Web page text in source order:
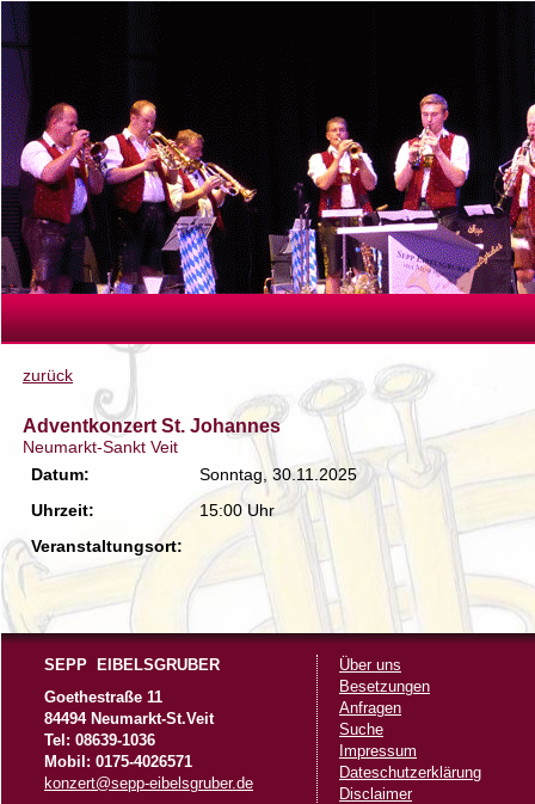
zurück
Adventkonzert St. Johannes
Neumarkt-Sankt Veit
Datum:
Sonntag, 30.11.2025
Uhrzeit:
15:00 Uhr
Veranstaltungsort:
SEPP EIBELSGRUBER
Goethestraße 11
84494 Neumarkt-St.Veit
Tel: 08639-1036
Mobil: 0175-4026571
konzert@sepp-eibelsgruber.de
Über uns
Besetzungen
Anfragen
Suche
Impressum
Dateschutzerklärung
Disclaimer